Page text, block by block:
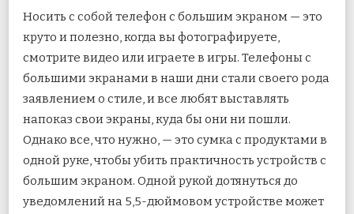
ЛЮБОЙ
В
ПЛАВАЮЩЕЕ
НА
ANDROID
Носить с собой телефон с большим экраном — это
круто и полезно, когда вы фотографируете,
смотрите видео или играете в игры. Телефоны с
большими экранами в наши дни стали своего рода
заявлением о стиле, и все любятвыставлять
напоказ свои экраны, куда бы они ни пошли.
Однако все, что нужно, — это сумка с продуктами в
одной руке, чтобы убить практичность устройств с
большим экраном. Одной рукой дотянуться до
уведомлений на 5,5-дюймовом устройстве может